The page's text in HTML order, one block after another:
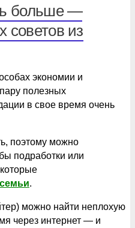
больше —
советов из
экономии и
полезных
в свое время очень
поэтому можно
подработки или
.
можно найти неплохую
через интернет — и